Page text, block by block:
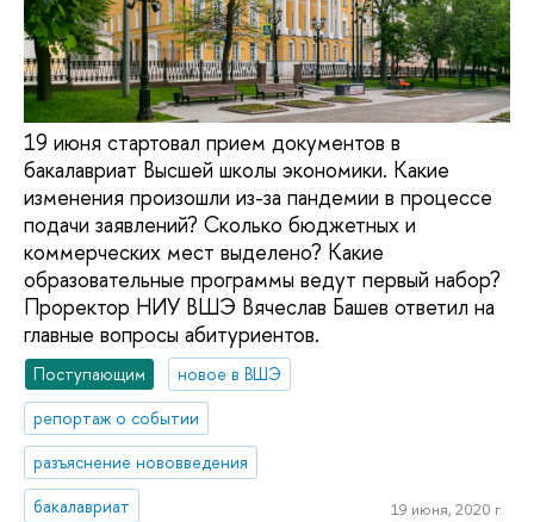
19 июня стартовал прием документов в
бакалавриат Высшей школы экономики. Какие
изменения произошли из-за пандемии в процессе
подачи заявлений? Сколько бюджетных и
коммерческих мест выделено? Какие
образовательные программы ведут первый набор?
Проректор НИУ ВШЭ Вячеслав Башев ответил на
главные вопросы абитуриентов.
Поступающим
новое в ВШЭ
репортаж о событии
разъяснение нововведения
бакалавриат
19 июня, 2020 г.